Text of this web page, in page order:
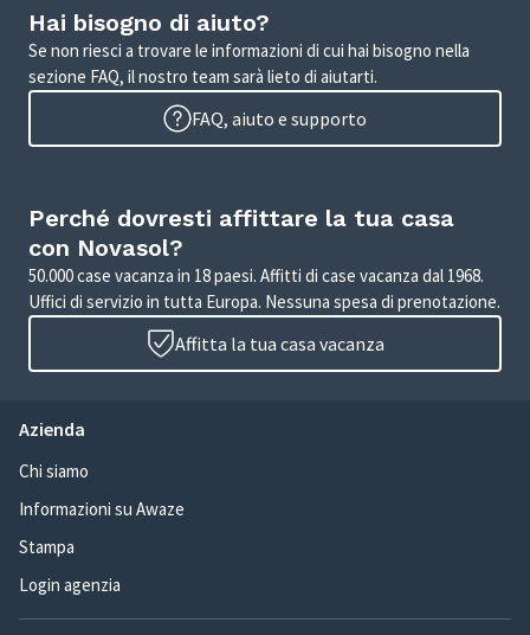
Hai bisogno di aiuto?
Se non riesci a trovare le informazioni di cui hai bisogno nella
sezione FAQ, il nostro team sarà lieto di aiutarti.
FAQ, aiuto e supporto
Perché dovresti affittare la tua casa
con Novasol?
50.000 case vacanza in 18 paesi. Affitti di case vacanza dal 1968.
Uffici di servizio in tutta Europa. Nessuna spesa di prenotazione.
Affitta la tua casa vacanza
Azienda
Chi siamo
Informazioni su Awaze
Stampa
Login agenzia